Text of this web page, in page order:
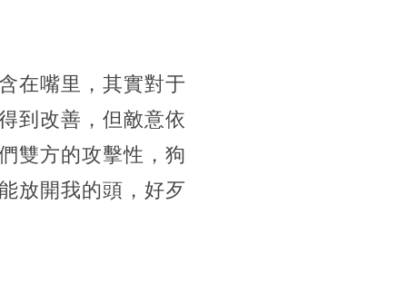
在嘴里，其實對于
到改善，但敵意依
雙方的攻擊性，狗
放開我的頭，好歹